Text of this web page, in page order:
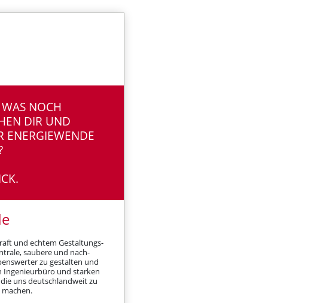
NOCH
DIR UND
ENERGIEWENDE
und echtem Gestaltungs­
saubere und nach­
zu gestalten und
Ingenieurbüro und starken
uns deutschlandweit zu